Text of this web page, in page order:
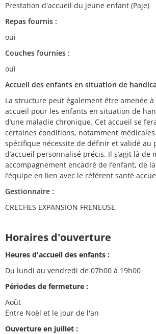
Prestation d'accueil du jeune enfant (Paje)
Repas fournis :
oui
Couches fournies :
oui
Accueil des enfants en situation de
La structure peut également être amenée
accueil pour les enfants en situation de
d’une maladie chronique. Cet accueil se
certaines conditions, notamment
spécifique nécessite de définir et validé au
d’accueil personnalisé précis. Il s’agit là de
accompagnement encadré de l’enfant, de
l’équipe en lien avec le référent santé
Gestionnaire :
CRECHES EXPANSION FRENEUSE
Horaires d'ouverture
Heures d'accueil des enfants :
Du lundi au vendredi de 07h00 à 19h00
Périodes de fermeture :
Août
Entre Noël et le jour de l'an
Ouverture en juillet :